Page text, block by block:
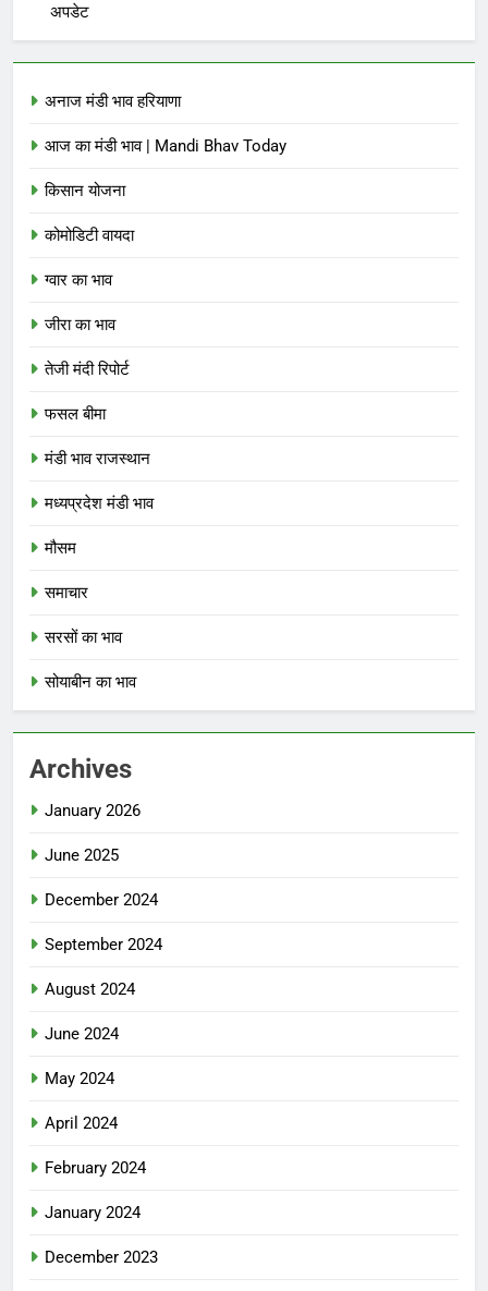
अपडेट
अनाज मंडी भाव हरियाणा
आज का मंडी भाव | Mandi Bhav Today
किसान योजना
कोमोडिटी वायदा
ग्वार का भाव
जीरा का भाव
तेजी मंदी रिपोर्ट
फसल बीमा
मंडी भाव राजस्थान
मध्यप्रदेश मंडी भाव
मौसम
समाचार
सरसों का भाव
सोयाबीन का भाव
Archives
January 2026
June 2025
December 2024
September 2024
August 2024
June 2024
May 2024
April 2024
February 2024
January 2024
December 2023